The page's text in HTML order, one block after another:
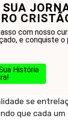
SUA
com nosso
e conquiste
História
se
que cada um